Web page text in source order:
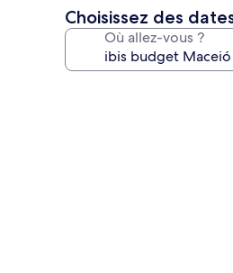
Choisissez des
Où allez-vous ?